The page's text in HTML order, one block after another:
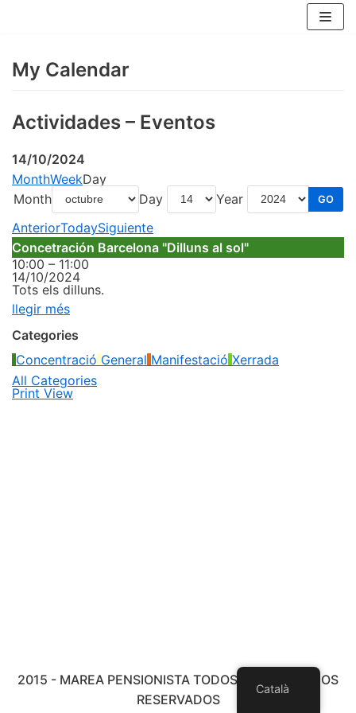
content
My Calendar
Actividades – Eventos
14/10/2024
MonthWeekDay
Month
Day
Year
AnteriorTodaySiguiente
Concetración Barcelona "Dilluns al sol"
10:00 – 11:00
14/10/2024
Tots els dilluns.
llegir més
Categories
Concentració General Manifestació Xerrada
All Categories
Print View
2015 - MAREA PENSIONISTA TODOS LOS DERECHOS
RESERVADOS
Català